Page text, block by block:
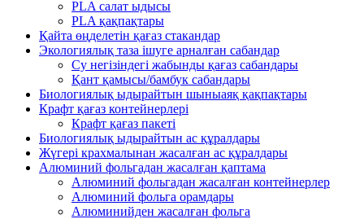
PLA салат ыдысы
PLA қақпақтары
Қайта өңделетін қағаз стакандар
Экологиялық таза ішуге арналған сабандар
Су негізіндегі жабынды қағаз сабандары
Қант қамысы/бамбук сабандары
Биологиялық ыдырайтын шыныаяқ қақпақтары
Крафт қағаз контейнерлері
Крафт қағаз пакеті
Биологиялық ыдырайтын ас құралдары
Жүгері крахмалынан жасалған ас құралдары
Алюминий фольгадан жасалған қаптама
Алюминий фольгадан жасалған контейнерлер
Алюминий фольга орамдары
Алюминийден жасалған фольга